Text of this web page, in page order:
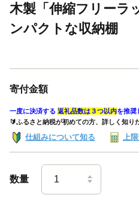
木製「伸縮フリーラ
ンパクトな収納棚
寄付金額
一度に決済する 返礼品数は３つ以内を推奨
🔰ふるさと納税が初めての方、詳しく知り
仕組みについて知る 上
数量